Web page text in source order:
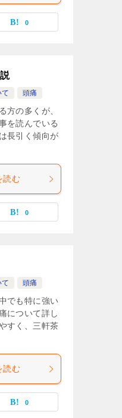
0
て 頭痛
方の多くが、
を読んでいる
長引く傾向が
読む
0
て 頭痛
でも特に強い
について詳し
すく、三軒茶
読む
0